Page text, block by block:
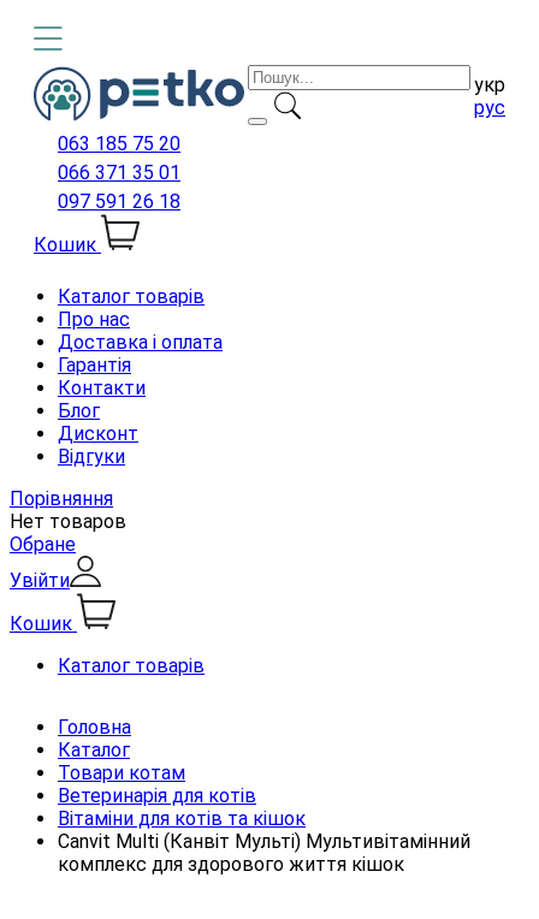
укр
рус
063 185 75 20
066 371 35 01
097 591 26 18
Кошик
Каталог товарів
Про нас
Доставка і оплата
Гарантія
Контакти
Блог
Дисконт
Відгуки
Порівняння
Нет товаров
Обране
Увійти
Кошик
Каталог товарів
Головна
Каталог
Товари котам
Ветеринарія для котів
Вітаміни для котів та кішок
Canvit Multi (Канвіт Мульті) Мультивітамінний
комплекс для здорового життя кішок